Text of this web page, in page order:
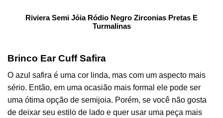
Riviera Semi Jóia Ródio Negro Zirconias Pretas E
Turmalinas
Brinco Ear Cuff Safira
O azul safira é uma cor linda, mas com um aspecto mais
sério. Então, em uma ocasião mais formal ele pode ser
uma ótima opção de semijoia. Porém, se você não gosta
de deixar seu estilo de lado e quer usar uma peça mais